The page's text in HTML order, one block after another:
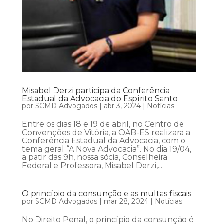
Misabel Derzi participa da Conferência
Estadual da Advocacia do Espírito Santo
por SCMD Advogados| abr 3, 2024| Notícias
Entre os dias 18 e 19 de abril, no Centro de
Convenções de Vitória, a OAB-ES realizará a
Conferência Estadual da Advocacia, com o
tema geral “A Nova Advocacia”. No dia 19/04,
a patir das 9h, nossa sócia, Conselheira
Federal e Professora, Misabel Derzi,...
O princípio da consunção e as multas fiscais
por SCMD Advogados| mar 28, 2024| Notícias
No Direito Penal, o princípio da consunção é